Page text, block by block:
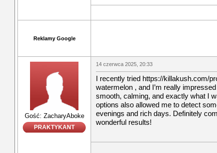
Reklamy Google
Gość: ZacharyAboke
PRAKTYKANT
14 czerwca 2025, 20:33
I recently tried https://killakush.com/
watermelon , and I’m really
smooth, calming, and exactly what I
options also allowed me to detect
evenings and rich days. Definitely
wonderful results!